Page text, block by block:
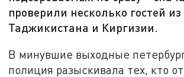
проверили несколько гостей
Таджикистана и Киргизии.
В минувшие выходные
полиция разыскивала тех, кто